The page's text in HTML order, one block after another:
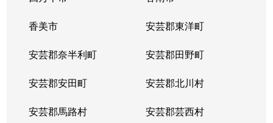
香美市 安芸郡東洋町
安芸郡奈半利町 安芸郡田野町
安芸郡安田町 安芸郡北川村
安芸郡馬路村 安芸郡芸西村